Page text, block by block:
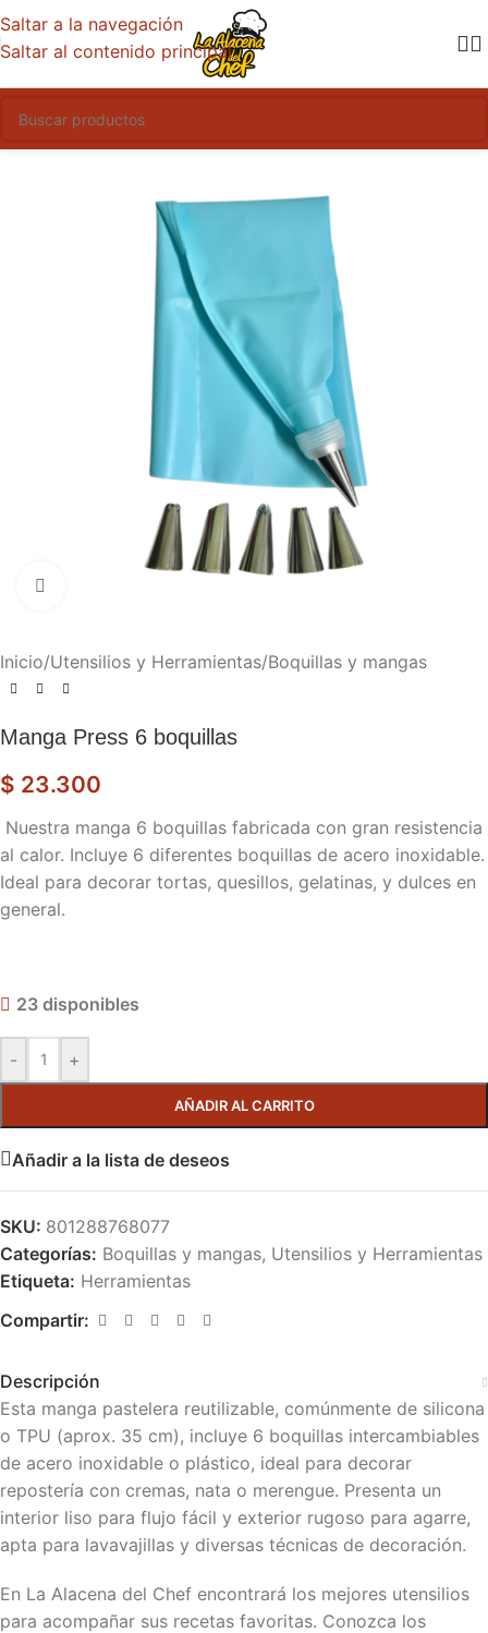
Saltar a la navegación
Saltar al contenido principal
Inicio/Utensilios y Herramientas/Boquillas y mangas
Manga Press 6 boquillas
$ 23.300
Nuestra manga 6 boquillas fabricada con gran resistencia
al calor. Incluye 6 diferentes boquillas de acero inoxidable.
Ideal para decorar tortas, quesillos, gelatinas, y dulces en
general.
23 disponibles
- +
AÑADIR AL CARRITO
Añadir a la lista de deseos
SKU: 801288768077
Categorías: Boquillas y mangas, Utensilios y Herramientas
Etiqueta: Herramientas
Compartir:
Descripción
Esta manga pastelera reutilizable, comúnmente de silicona
o TPU (aprox. 35 cm), incluye 6 boquillas intercambiables
de acero inoxidable o plástico, ideal para decorar
repostería con cremas, nata o merengue. Presenta un
interior liso para flujo fácil y exterior rugoso para agarre,
apta para lavavajillas y diversas técnicas de decoración.
En La Alacena del Chef encontrará los mejores utensilios
para acompañar sus recetas favoritas. Conozca los